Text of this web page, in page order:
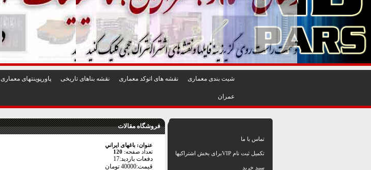
شيت بندی معماری نقشه های اتوکد معماری نقشه بناهای تاريخی پاورپوينتهای معماری
عمران
فروشگاه مقالات
عنوان: باغهای ايراني
تعداد صفحه: 120
دفعات بازدید:17
قیمت:40000 تومان
تماس با ما
تکمیل ثبت نام VIPبرای بخش اشتراکیها
سبد خرید